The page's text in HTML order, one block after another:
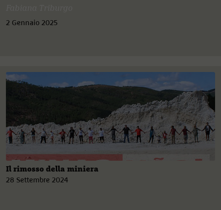
2 Gennaio 2025
Il rimosso della miniera
28 Settembre 2024